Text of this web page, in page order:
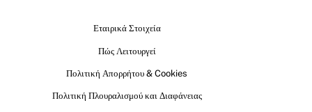
Εταιρικά Στοιχεία
Πώς Λειτουργεί
Πολιτική Απορρήτου & Cookies
Πολιτική Πλουραλισμού και Διαφάνειας